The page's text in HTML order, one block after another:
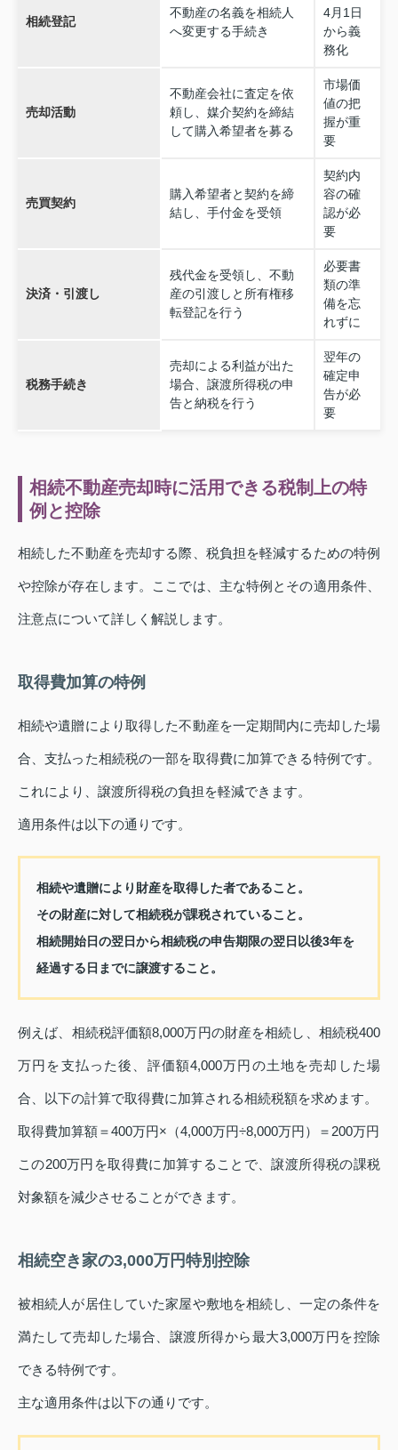
相続登記
不動産の名義を相続人
へ変更する手続き
4月1日
から義
務化
売却活動
不動産会社に査定を依
頼し、媒介契約を締結
して購入希望者を募る
市場価
値の把
握が重
要
売買契約
購入希望者と契約を締
結し、手付金を受領
契約内
容の確
認が必
要
決済・引渡し
残代金を受領し、不動
産の引渡しと所有権移
転登記を行う
必要書
類の準
備を忘
れずに
税務手続き
売却による利益が出た
場合、譲渡所得税の申
告と納税を行う
翌年の
確定申
告が必
要
相続不動産売却時に活用できる税制上の特
例と控除
相続した不動産を売却する際、税負担を軽減するための特例
や控除が存在します。ここでは、主な特例とその適用条件、
注意点について詳しく解説します。
取得費加算の特例
相続や遺贈により取得した不動産を一定期間内に売却した場
合、支払った相続税の一部を取得費に加算できる特例です。
これにより、譲渡所得税の負担を軽減できます。
適用条件は以下の通りです。
相続や遺贈により財産を取得した者であること。
その財産に対して相続税が課税されていること。
相続開始日の翌日から相続税の申告期限の翌日以後3年を
経過する日までに譲渡すること。
例えば、相続税評価額8,000万円の財産を相続し、相続税400
万円を支払った後、評価額4,000万円の土地を売却した場
合、以下の計算で取得費に加算される相続税額を求めます。
取得費加算額＝400万円×（4,000万円÷8,000万円）＝200万円
この200万円を取得費に加算することで、譲渡所得税の課税
対象額を減少させることができます。
相続空き家の3,000万円特別控除
被相続人が居住していた家屋や敷地を相続し、一定の条件を
満たして売却した場合、譲渡所得から最大3,000万円を控除
できる特例です。
主な適用条件は以下の通りです。